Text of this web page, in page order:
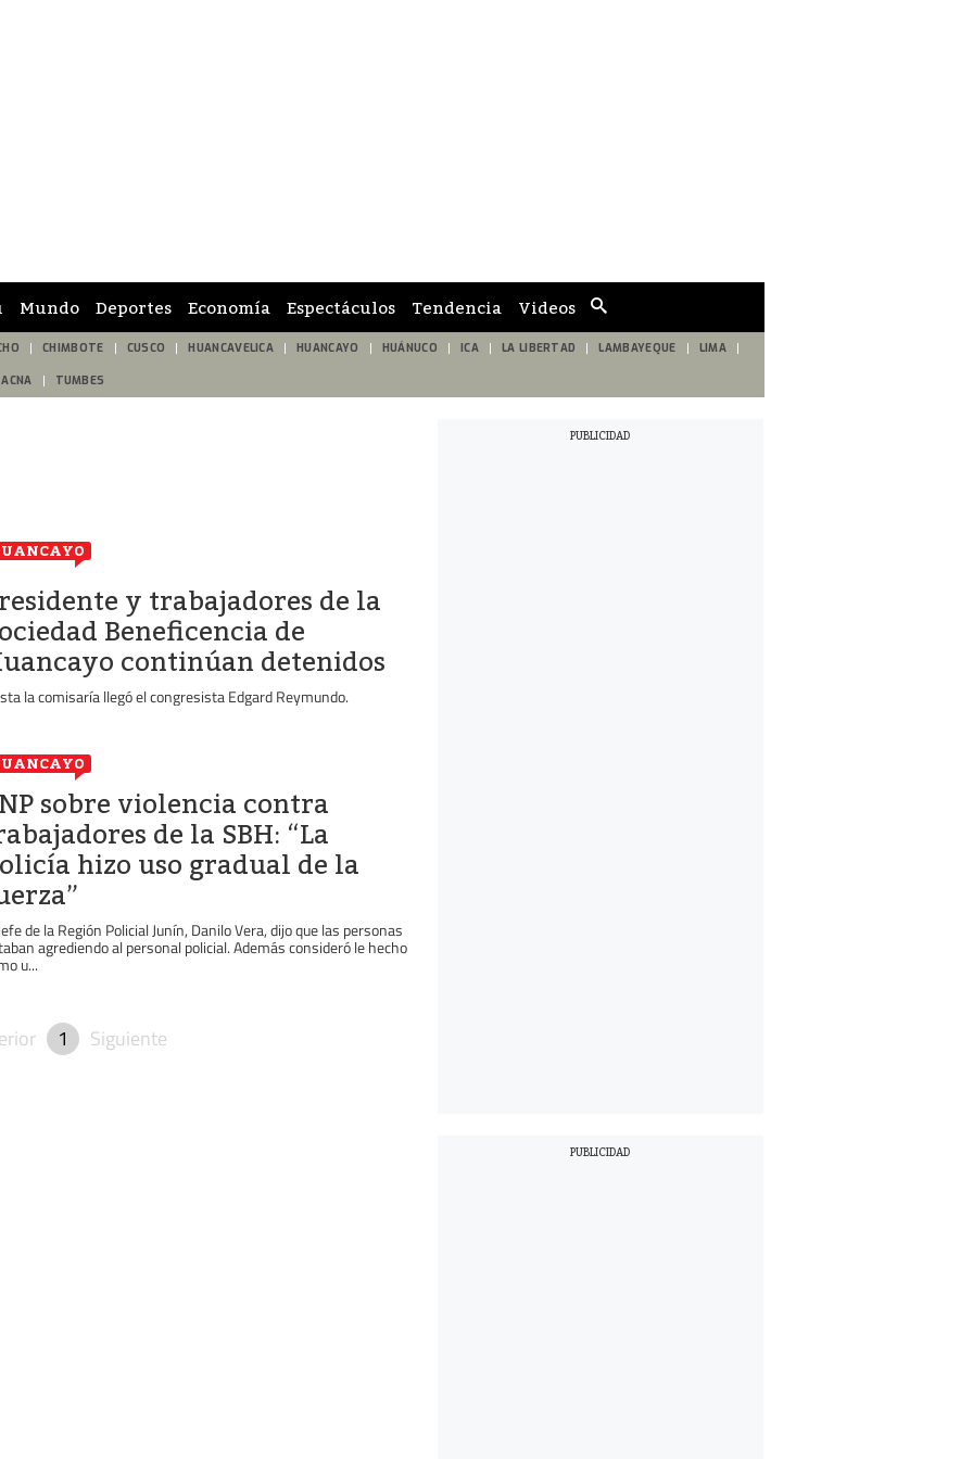
de
búsqueda
Mundo Deportes Economía Espectáculos Tendencia Videos
CHIMBOTE CUSCO HUANCAVELICA HUANCAYO HUÁNUCO ICA LA LIBERTAD LAMBAYEQUE LIMA
TUMBES
y trabajadores de la
Beneficencia de
continúan detenidos
la comisaría llegó el congresista Edgard Reymundo.
sobre violencia contra
de la SBH: “La
hizo uso gradual de la
de la Región Policial Junín, Danilo Vera, dijo que las personas
agrediendo al personal policial. Además consideró le hecho
u...
1 Siguiente